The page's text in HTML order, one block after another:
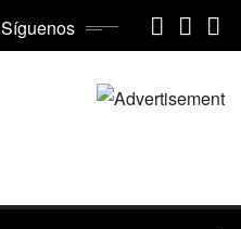
Síguenos